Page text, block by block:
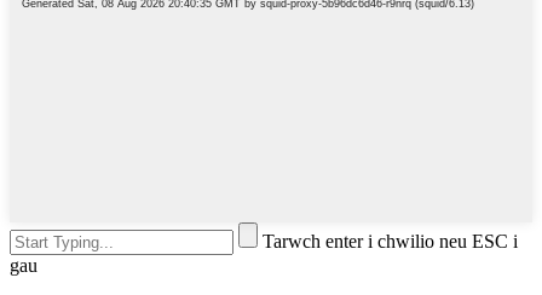
Tarwch enter i chwilio neu ESC i
gau